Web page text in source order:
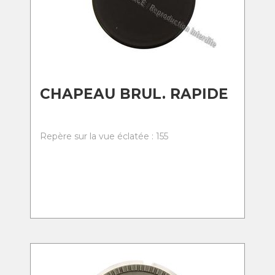
CHAPEAU BRUL. RAPIDE
Repère sur la vue éclatée : 155